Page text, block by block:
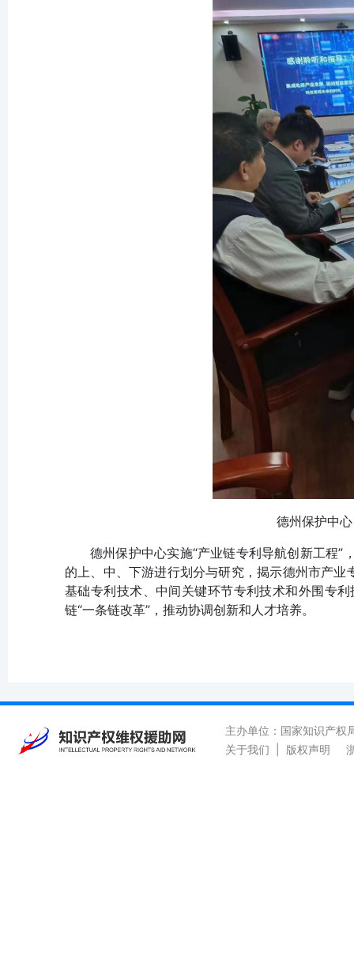
德州保护中
德州保护中心实施“产业链专利导航创新工程
的上、中、下游进行划分与研究，揭示德州市产
基础专利技术、中间关键环节专利技术和外围专
链“一条链改革”，推动协调创新和人才培养。
主办单位：国家知识产
关于我们
版权声明